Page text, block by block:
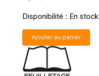
Disponibilité : En stock
quantité
de
Atteignez
vos
Ajouter au panier